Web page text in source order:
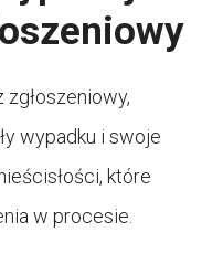
zgłoszeniowy,
wypadku i swoje
które
w procesie.